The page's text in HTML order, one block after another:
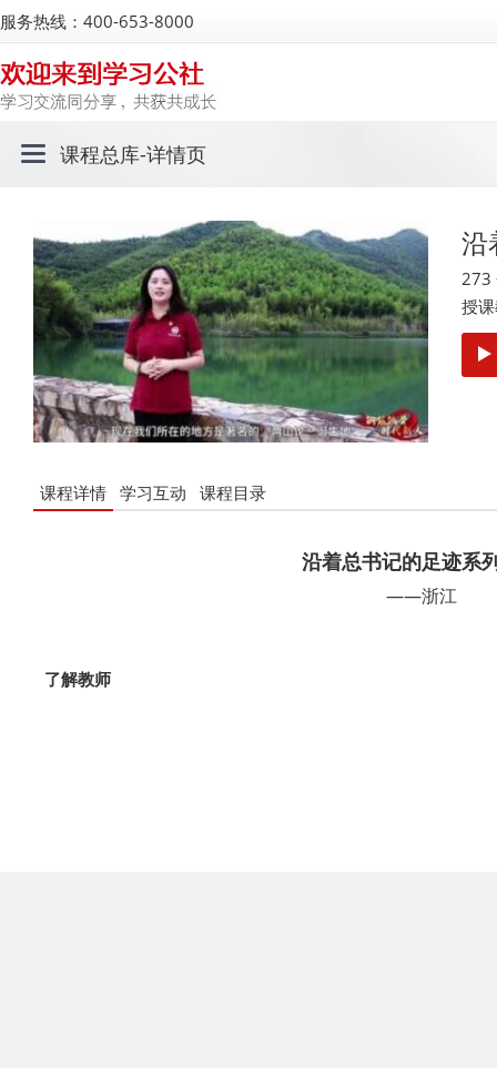
服务热线：400-653-8000
课程总库-详情页
沿
273
授
课程详情 学习互动 课程目录
沿着总书记的足迹系
——浙江
了解教师